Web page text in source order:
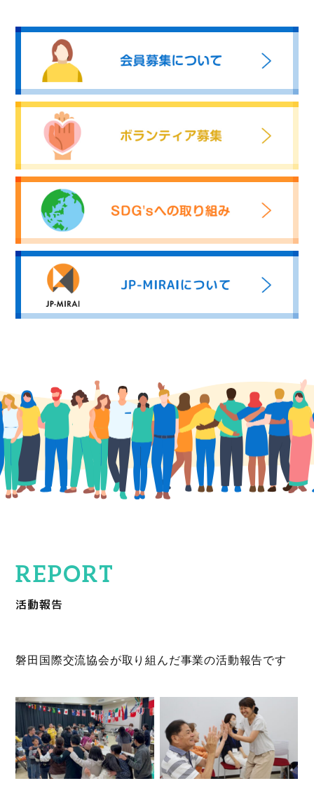
活動報告
磐田国際交流協会が取り組んだ事業の活動報告です